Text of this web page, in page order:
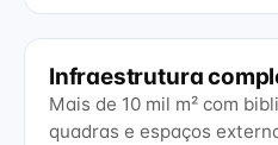
Infraestrutura
Mais de 10 mil m² com
quadras e espaços